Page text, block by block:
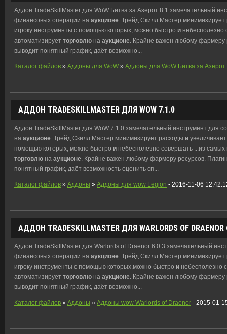
Аддон TradeSkillMaster для WoW Битва за Азерот 8.1 замечательный
финансовых операции на аукционе . Трейд Скилл Мастер
игроку инструменты с помощью которых, можно быстро и небесполезно
автоматизирует торговлю на аукционе . Крайне важен любому фармеру
выводит понятный график, даёт возможно
Каталог файлов » Аддоны для WoW » Аддоны для WoW Битва за Азерот
АДДОН TRADESKILLMASTER ДЛЯ WOW 7.1.0
Аддон TradeSkillMaster для WoW 7.1.0 замечательный инструмент для
на аукционе . Трейд Скилл Мастер минимизирует расходы и
помощью которых, можно быстро и небесполезно совершать ...из
торговлю на аукционе . Крайне важен любому фармеру ресурсов.
понятный график, даёт возможность оценить сп
Каталог файлов » Аддоны » Аддоны для wow Legion - 2016-11-06
АДДОН TRADESKILLMASTER ДЛЯ WARLORDS OF DRAENOR
Аддон TradeSkillMaster для Warlords of Draenor 6.0.3 замечательный
финансовых операции на аукционе . Трейд Скилл Мастер
игроку инструменты с помощью которых,можно быстро и небесполезно
автоматизирует торговлю на аукционе . Крайне важен любому фармеру
выводит понятный график, даёт возможно
Каталог файлов » Аддоны » Аддоны wow Warlords of Draenor - 2015-01-